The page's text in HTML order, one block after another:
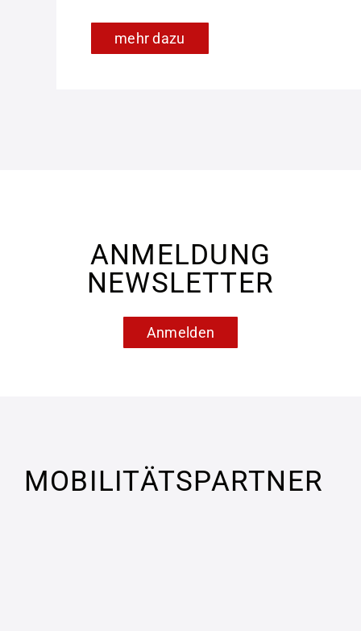
mehr dazu
ANMELDUNG
NEWSLETTER
Anmelden
MOBILITÄTSPARTNER